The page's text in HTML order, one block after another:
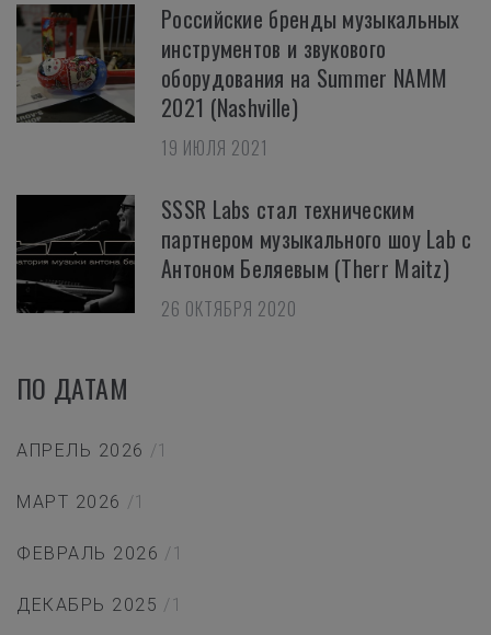
Российские бренды музыкальных
инструментов и звукового
оборудования на Summer NAMM
2021 (Nashville)
19 ИЮЛЯ 2021
SSSR Labs стал техническим
партнером музыкального шоу Lab с
Антоном Беляевым (Therr Maitz)
26 ОКТЯБРЯ 2020
ПО ДАТАМ
АПРЕЛЬ 2026 /1
МАРТ 2026 /1
ФЕВРАЛЬ 2026 /1
ДЕКАБРЬ 2025 /1